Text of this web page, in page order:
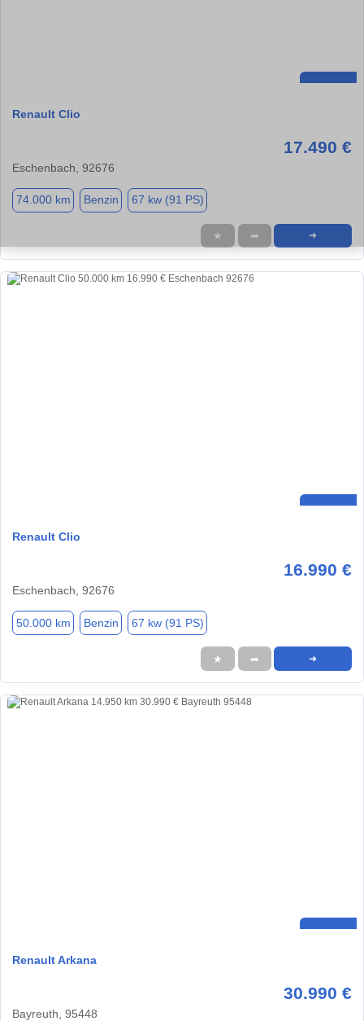
Renault Clio
17.490 €
Eschenbach, 92676
74.000 km Benzin 67 kw (91 PS)
★ ➦ ➜
Renault Clio
16.990 €
Eschenbach, 92676
50.000 km Benzin 67 kw (91 PS)
★ ➦ ➜
Renault Arkana
30.990 €
Bayreuth, 95448